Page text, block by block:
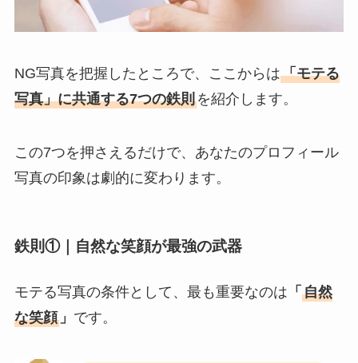
NG写真を把握したところで、ここからは「モテる
写真」に共通する7つの鉄則を紹介します。
この7つを押さえるだけで、あなたのプロフィール
写真の印象は劇的に変わります。
鉄則①｜自然な笑顔が最強の武器
モテる写真の条件として、最も重要なのは 「 自然
な笑顔」 です。